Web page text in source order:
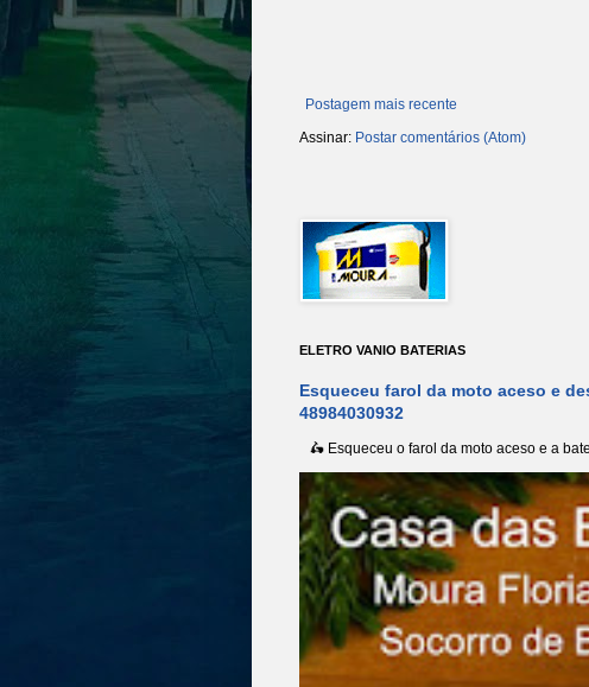
Postagem mais recente
Assinar: Postar comentários (Atom)
ELETRO VANIO BATERIAS
Esqueceu farol da moto aceso e
48984030932
🛵 Esqueceu o farol da moto aceso e a